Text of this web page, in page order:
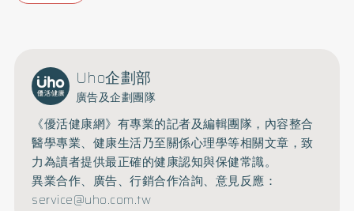
Uho企劃部
廣告及企劃團隊
《優活健康網》有專業的記者及編輯團隊，內容整合
醫學專業、健康生活乃至關係心理學等相關文章，致
力為讀者提供最正確的健康認知與保健常識。
異業合作、廣告、行銷合作洽詢、意見反應：
service@uho.com.tw